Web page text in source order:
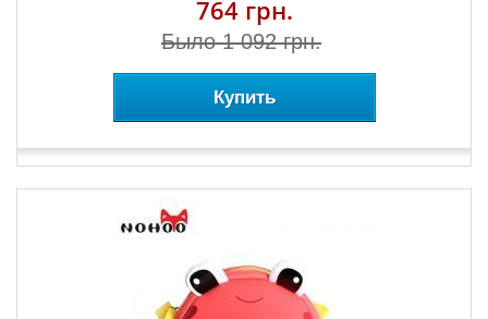
764 грн.
Было 1 092 грн.
Купить